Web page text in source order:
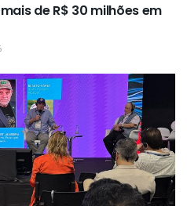
de R$ 30 milhões em